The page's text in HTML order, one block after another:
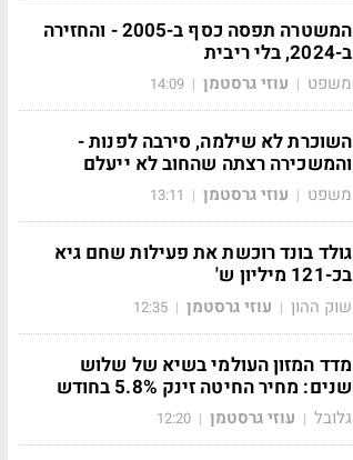
המשטרה תפסה כסף ב-2005 - והחזירה
ב-2024, בלי ריבית
משפט | עוזי גרסטמן |
14:09
השוכרת לא שילמה, סירבה לפנות -
והמשכירה רצתה שהחוב לא ייעלם
משפט | עוזי גרסטמן |
13:11
גולד בונד רוכשת את פעילות שחם גיא
בכ-121 מיליון ש'
שוק ההון | עוזי גרסטמן |
12:35
מדד המזון העולמי בשיא של שלוש
שנים: מחיר החיטה זינק 5.8% בחודש
גלובל | עוזי גרסטמן |
12:20